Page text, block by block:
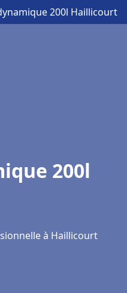
200l Haillicourt
200l
à Haillicourt